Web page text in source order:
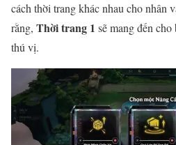
cách thời trang khác nhau cho nhân
rằng, Thời trang 1 sẽ mang đến
thú vị.